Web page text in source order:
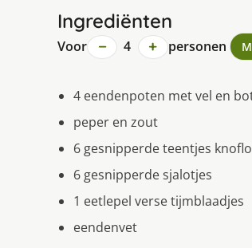
Ingrediënten
Voor − 4 + personen
4 eendenpoten met vel en
peper en zout
6 gesnipperde teentjes
6 gesnipperde sjalotjes
1 eetlepel verse tijmblaadjes
eendenvet